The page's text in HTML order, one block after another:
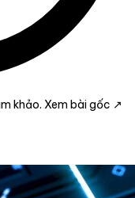
khảo. Xem bài gốc ↗